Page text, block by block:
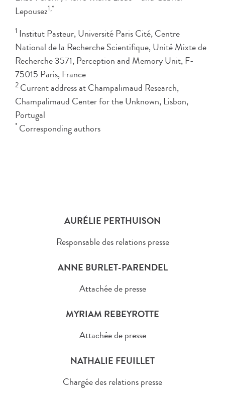
Lepousez1,*
1 Institut Pasteur, Université Paris Cité, Centre
National de la Recherche Scientifique, Unité Mixte de
Recherche 3571, Perception and Memory Unit, F-
75015 Paris, France
2 Current address at Champalimaud Research,
Champalimaud Center for the Unknown, Lisbon,
Portugal
* Corresponding authors
AURÉLIE PERTHUISON
Responsable des relations presse
ANNE BURLET-PARENDEL
Attachée de presse
MYRIAM REBEYROTTE
Attachée de presse
NATHALIE FEUILLET
Chargée des relations presse